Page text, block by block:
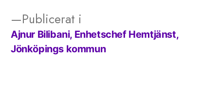
Inläggsnavigering
Publicerat i
Ajnur Bilibani, Enhetschef Hemtjänst,
Jönköpings kommun